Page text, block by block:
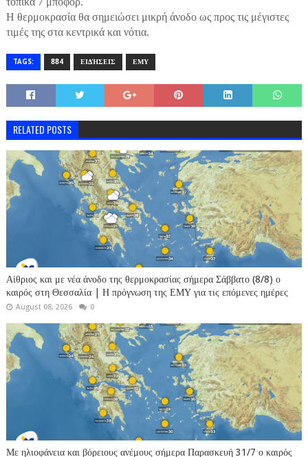
Η θερμοκρασία θα σημειώσει μικρή άνοδο ως προς τις μέγιστες
τιμές της στα κεντρικά και νότια.
TAGS: 884 ΕΙΔΉΣΕΙΣ ΕΜΥ
RELATED POSTS
Αίθριος και με νέα άνοδο της θερμοκρασίας σήμερα Σάββατο (8/8) ο
καιρός στη Θεσσαλία | Η πρόγνωση της ΕΜΥ για τις επόμενες ημέρες
August 08, 2026 0
Με ηλιοφάνεια και βόρειους ανέμους σήμερα Παρασκευή 31/7 ο καιρός